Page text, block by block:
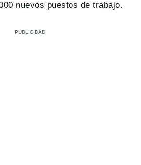
nuevos puestos de trabajo.